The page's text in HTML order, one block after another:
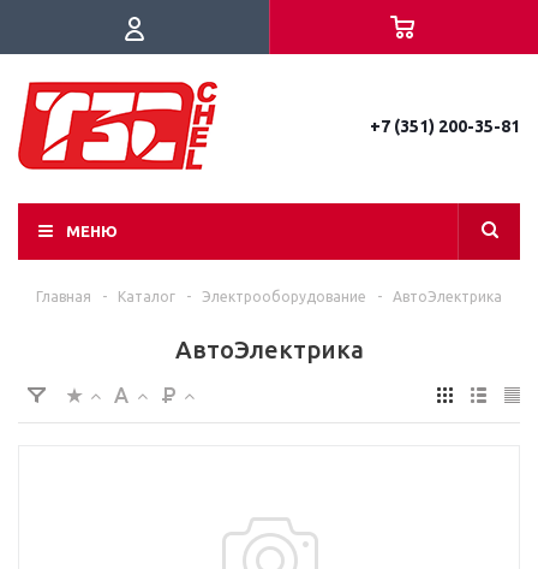
+7 (351) 200-35-81
МЕНЮ
Главная - Каталог - Электрооборудование - АвтоЭлектрика
АвтоЭлектрика